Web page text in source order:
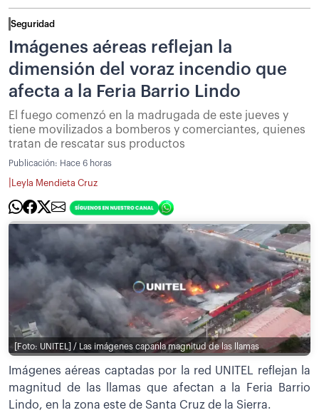
Seguridad
Imágenes aéreas reflejan la
dimensión del voraz incendio que
afecta a la Feria Barrio Lindo
El fuego comenzó en la madrugada de este jueves y
tiene movilizados a bomberos y comerciantes, quienes
tratan de rescatar sus productos
Publicación: Hace 6 horas
Leyla Mendieta Cruz
[Foto: UNITEL] / Las imágenes capanla magnitud de las llamas
Imágenes aéreas captadas por la red UNITEL reflejan la
magnitud de las llamas que afectan a la Feria Barrio
Lindo, en la zona este de Santa Cruz de la Sierra.